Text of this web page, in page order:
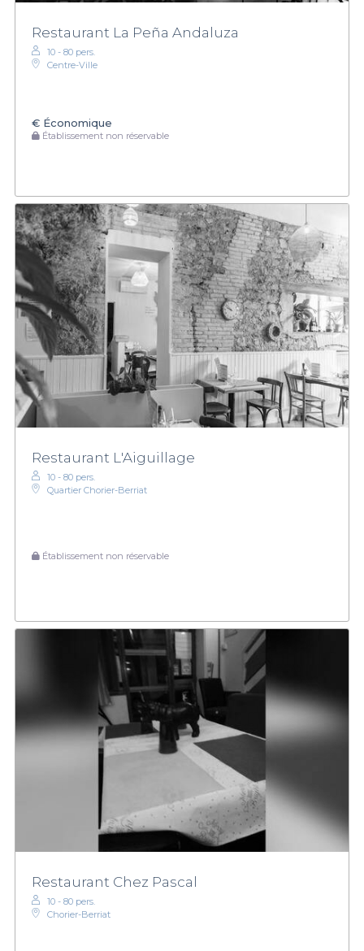
Restaurant La Peña Andaluza
10 - 80 pers.
Centre-Ville
€ Économique
Établissement non réservable
Restaurant L'Aiguillage
10 - 80 pers.
Quartier Chorier-Berriat
Établissement non réservable
Restaurant Chez Pascal
10 - 80 pers.
Chorier-Berriat